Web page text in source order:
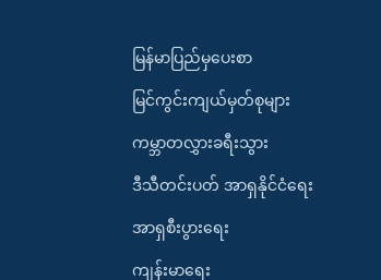
မြန်မာပြည်မှပေးစာ
မြင်ကွင်းကျယ်မှတ်စုများ
ကမ္ဘာတလွှားခရီးသွား
ဒီသီတင်းပတ် အာရှနိုင်ငံရေး
အာရှစီးပွားရေး
ကျန်းမာရေး